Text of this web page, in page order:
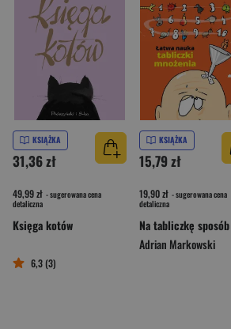
KSIĄŻKA
31,36 zł
49,99 zł - sugerowana cena
detaliczna
Księga kotów
6,3 (3)
KSIĄŻKA
15,79 zł
19,90 zł - sugerowana cena
detaliczna
Adrian Markowski